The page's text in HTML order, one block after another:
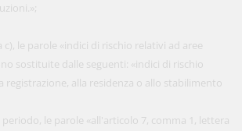
c), le parole «indici di rischio relativi ad aree
sostituite dalle seguenti: «indici di rischio
registrazione, alla residenza o allo stabilimento
le parole «all'articolo 7, comma 1, lettera